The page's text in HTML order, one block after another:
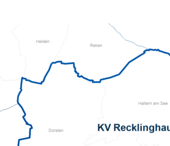
Tölzer Tagespflege